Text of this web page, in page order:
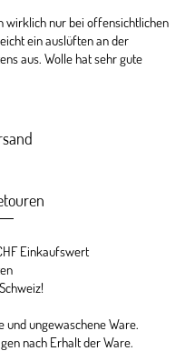
wirklich nur bei offensichtlichen
ein auslüften an der
aus. Wolle hat sehr gute
Einkaufswert
ungewaschene Ware.
nach Erhalt der Ware.